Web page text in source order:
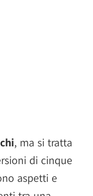
, ma si tratta
di cinque
aspetti e